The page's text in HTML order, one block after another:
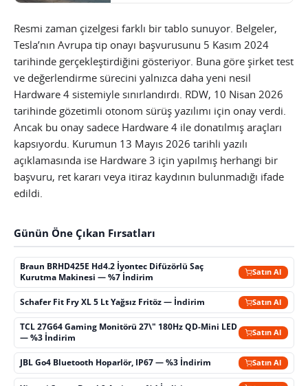
Resmi zaman çizelgesi farklı bir tablo sunuyor. Belgeler,
Tesla’nın Avrupa tip onayı başvurusunu 5 Kasım 2024
tarihinde gerçekleştirdiğini gösteriyor. Buna göre şirket test
ve değerlendirme sürecini yalnızca daha yeni nesil
Hardware 4 sistemiyle sınırlandırdı. RDW, 10 Nisan 2026
tarihinde gözetimli otonom sürüş yazılımı için onay verdi.
Ancak bu onay sadece Hardware 4 ile donatılmış araçları
kapsıyordu. Kurumun 13 Mayıs 2026 tarihli yazılı
açıklamasında ise Hardware 3 için yapılmış herhangi bir
başvuru, ret kararı veya itiraz kaydının bulunmadığı ifade
edildi.
Günün Öne Çıkan Fırsatları
Braun BRHD425E Hd4.2 İyontec Difüzörlü Saç
Kurutma Makinesi — %7 İndirim
Satın Al
Schafer Fit Fry XL 5 Lt Yağsız Fritöz — İndirim Satın Al
TCL 27G64 Gaming Monitörü 27\" 180Hz QD-Mini LED
— %3 İndirim
Satın Al
JBL Go4 Bluetooth Hoparlör, IP67 — %3 İndirim Satın Al